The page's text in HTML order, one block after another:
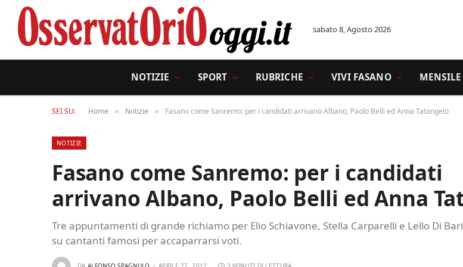
sabato 8, Agosto 2026
NOTIZIE SPORT RUBRICHE VIVI FASANO MENSILE
SEI SU: Home » Notizie » Fasano come Sanremo: per i candidati arrivano Albano, Paolo Belli ed Anna Tatangelo
NOTIZIE
Fasano come Sanremo: per i candidati
arrivano Albano, Paolo Belli ed Anna
Tre appuntamenti di grande richiamo per Elio Schiavone, Stella Carparelli e Lello Di
su cantanti famosi per accaparrarsi voti.